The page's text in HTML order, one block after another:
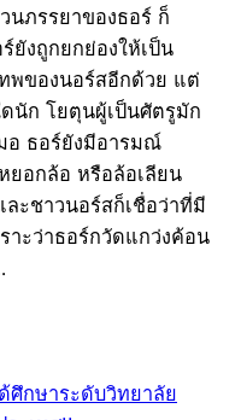
นภรรยาของธอร์ ก็
ยังถูกยกย่องให้เป็น
พของนอร์สอีกด้วย แต่
นัก โยตุนผู้เป็นศัตรูมัก
อ ธอร์ยังมีอารมณ์
ยอกล้อ หรือล้อเลียน
ะชาวนอร์สก็เชื่อว่าที่มี
าะว่าธอร์กวัดแกว่งค้อน